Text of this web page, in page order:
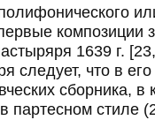
композиции
1639 г.
следует, что в
сборника, в
партесном стиле